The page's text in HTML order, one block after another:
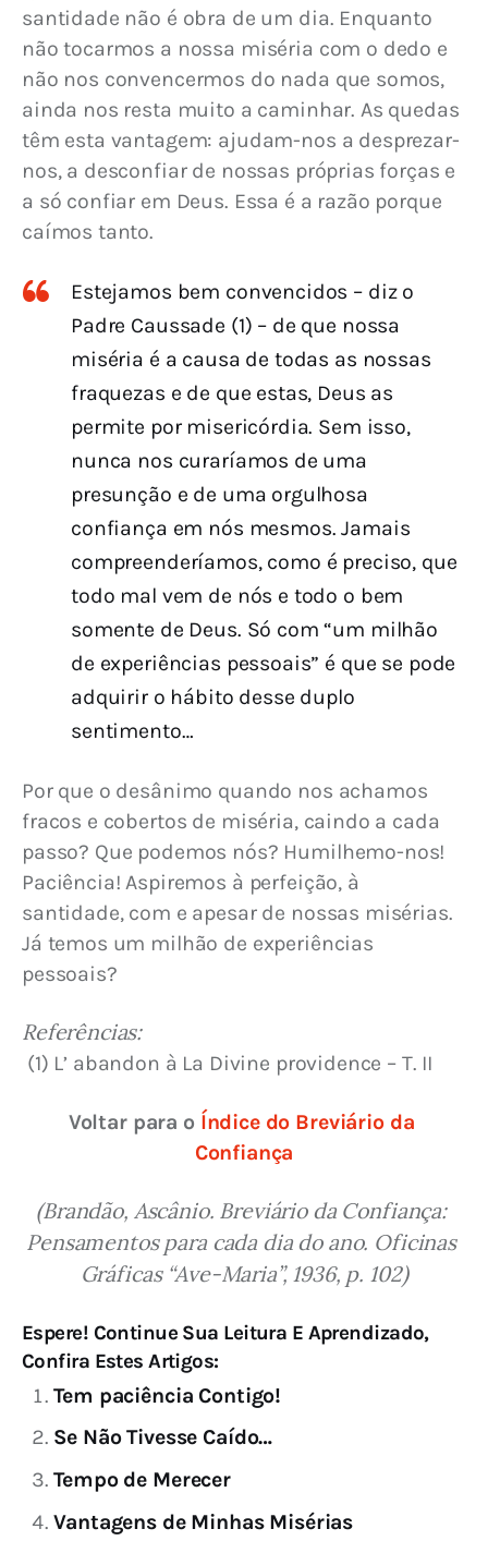
santidade não é obra de um dia. Enquanto
não tocarmos a nossa miséria com o dedo e
não nos convencermos do nada que somos,
ainda nos resta muito a caminhar. As quedas
têm esta vantagem: ajudam-nos a desprezar-
nos, a desconfiar de nossas próprias forças e
a só confiar em Deus. Essa é a razão porque
caímos tanto.
Estejamos bem convencidos – diz o
Padre Caussade (1) – de que nossa
miséria é a causa de todas as nossas
fraquezas e de que estas, Deus as
permite por misericórdia. Sem isso,
nunca nos curaríamos de uma
presunção e de uma orgulhosa
confiança em nós mesmos. Jamais
compreenderíamos, como é preciso, que
todo mal vem de nós e todo o bem
somente de Deus. Só com “um milhão
de experiências pessoais” é que se pode
adquirir o hábito desse duplo
sentimento…
Por que o desânimo quando nos achamos
fracos e cobertos de miséria, caindo a cada
passo? Que podemos nós? Humilhemo-nos!
Paciência! Aspiremos à perfeição, à
santidade, com e apesar de nossas misérias.
Já temos um milhão de experiências
pessoais?
Referências:
(1) L’ abandon à La Divine providence – T. II
Voltar para o Índice do Breviário da
Confiança
(Brandão, Ascânio. Breviário da Confiança:
Pensamentos para cada dia do ano. Oficinas
Gráficas “Ave-Maria”, 1936, p. 102)
Espere! Continue Sua Leitura E Aprendizado,
Confira Estes Artigos:
Tem paciência Contigo!
Se Não Tivesse Caído…
Tempo de Merecer
Vantagens de Minhas Misérias